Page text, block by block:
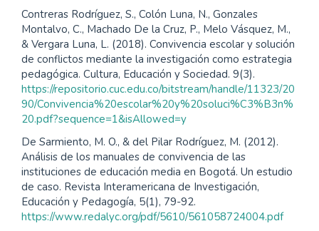
Contreras Rodríguez, S., Colón Luna, N., Gonzales
Montalvo, C., Machado De la Cruz, P., Melo Vásquez, M.,
& Vergara Luna, L. (2018). Convivencia escolar y solución
de conflictos mediante la investigación como estrategia
pedagógica. Cultura, Educación y Sociedad. 9(3).
https://repositorio.cuc.edu.co/bitstream/handle/11323/20
90/Convivencia%20escolar%20y%20soluci%C3%B3n%
20.pdf?sequence=1&isAllowed=y
De Sarmiento, M. O., & del Pilar Rodríguez, M. (2012).
Análisis de los manuales de convivencia de las
instituciones de educación media en Bogotá. Un estudio
de caso. Revista Interamericana de Investigación,
Educación y Pedagogía, 5(1), 79-92.
https://www.redalyc.org/pdf/5610/561058724004.pdf